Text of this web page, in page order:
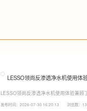
LESSO领尚反渗透净水机使用体
LESSO领尚反渗透净水机使用体验兼顾
水，不仅满足厨房多场景用水需求，还
发布时间：2026-07-30 16:20:13 浏览数：